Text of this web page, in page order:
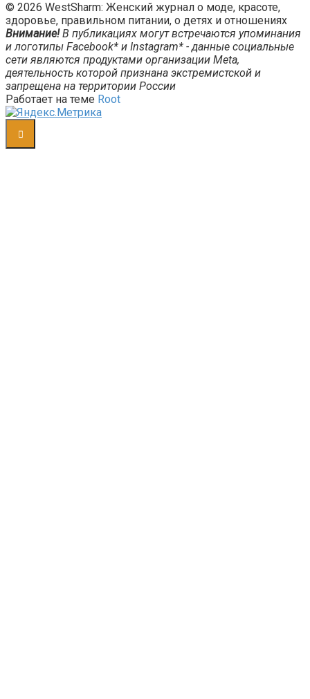
© 2026 WestSharm: Женский журнал о моде, красоте,
здоровье, правильном питании, о детях и отношениях
Внимание!В публикациях могут встречаются упоминания
и логотипы Facebook* и Instagram* - данные социальные
сети являются продуктами организации Meta,
деятельность которой признана экстремистской и
запрещена на территории России
Работает на теме Root